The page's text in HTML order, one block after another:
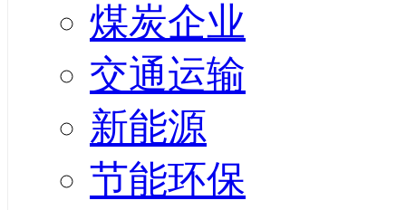
煤炭企业
交通运输
新能源
节能环保